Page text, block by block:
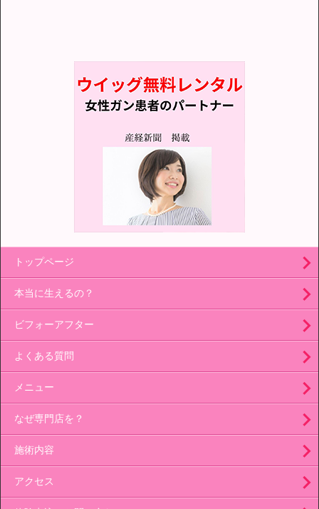
トップページ
本当に生えるの？
ビフォーアフター
よくある質問
メニュー
なぜ専門店を？
施術内容
アクセス